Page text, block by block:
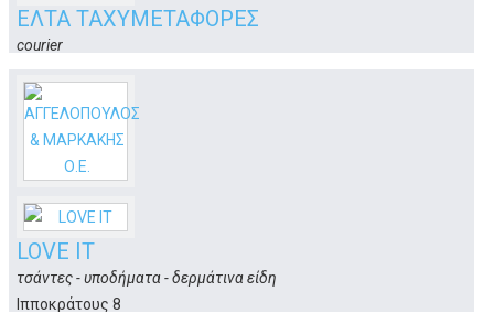
ΕΛΤΑ ΤΑΧΥΜΕΤΑΦΟΡΕΣ
courier
Κως
ΑΓΓΕΛΟΠΟΥΛΟΣ & ΜΑΡΚΑΚΗΣ Ο.Ε.
φαρμακείο
Γρηγορίου Ε 51
Κως
LOVE IT
τσάντες - υποδήματα - δερμάτινα είδη
Ιπποκράτους 8